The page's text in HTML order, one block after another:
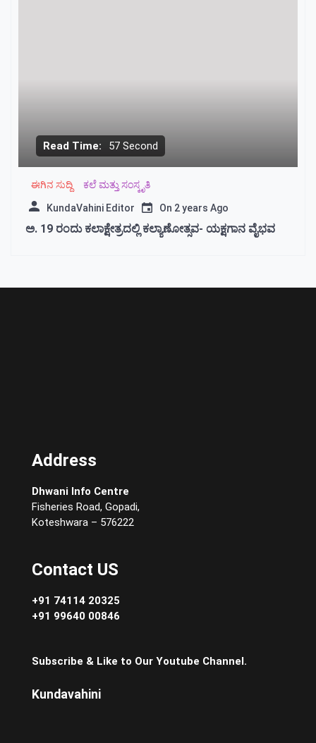
Read Time: 57 Second
ಈಗಿನ ಸುದ್ದಿ ಕಲೆ ಮತ್ತು ಸಂಸ್ಕೃತಿ
KundaVahini Editor On 2 years Ago
ಅ. 19 ರಂದು ಕಲಾಕ್ಷೇತ್ರದಲ್ಲಿ ಕಲ್ಯಾಣೋತ್ಸವ- ಯಕ್ಷಗಾನ ವೈಭವ
Address
Dhwani Info Centre
Fisheries Road, Gopadi,
Koteshwara – 576222
Contact US
+91 74114 20325
+91 99640 00846
Subscribe & Like to Our Youtube Channel.
Kundavahini